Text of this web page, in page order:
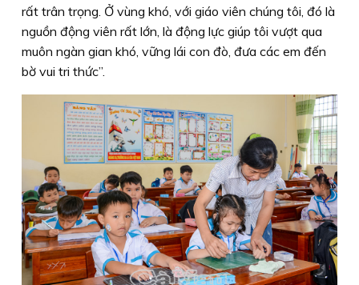
rất trân trọng. Ở vùng khó, với giáo viên chúng tôi, đó là
nguồn động viên rất lớn, là động lực giúp tôi vượt qua
muôn ngàn gian khó, vững lái con đò, đưa các em đến
bờ vui tri thức”.